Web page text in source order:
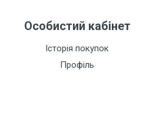
Особистий кабінет
Історія покупок
Профіль